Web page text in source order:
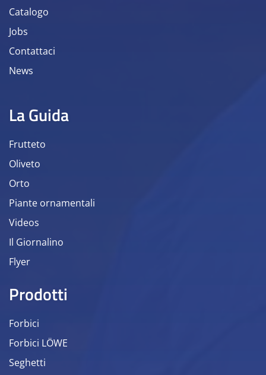
Catalogo
Jobs
Contattaci
News
La Guida
Frutteto
Oliveto
Orto
Piante ornamentali
Videos
Il Giornalino
Flyer
Prodotti
Forbici
Forbici LÖWE
Seghetti